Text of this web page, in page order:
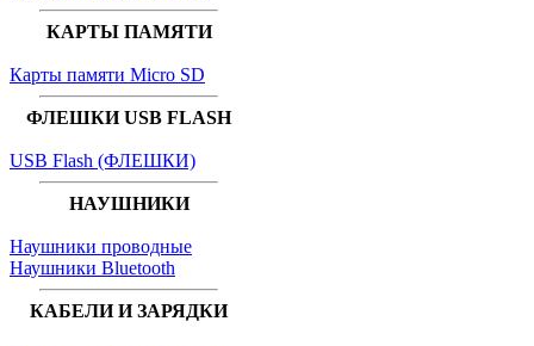
КАРТЫ ПАМЯТИ
Карты памяти Micro SD
ФЛЕШКИ USB FLASH
USB Flash (ФЛЕШКИ)
НАУШНИКИ
Наушники проводные
Наушники Bluetooth
КАБЕЛИ И ЗАРЯДКИ